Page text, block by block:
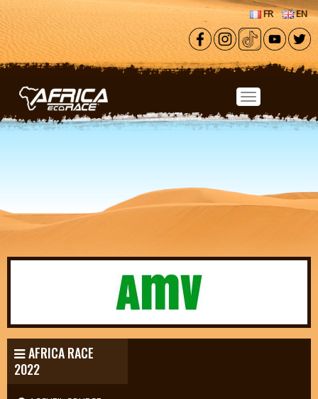
Aller au contenu principal
FR EN
AFRICA RACE
2022